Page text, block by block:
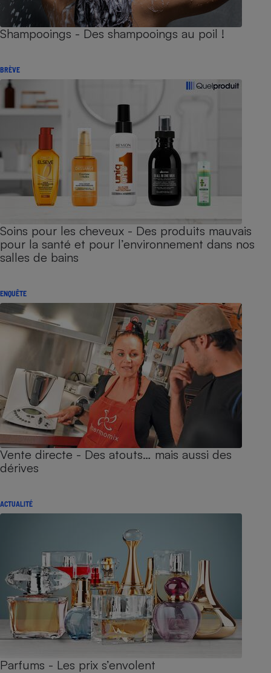
Shampooings - Des shampooings au poil !
BRÈVE
Soins pour les cheveux - Des produits mauvais
pour la santé et pour l’environnement dans nos
salles de bains
ENQUÊTE
Vente directe - Des atouts… mais aussi des
dérives
ACTUALITÉ
Parfums - Les prix s’envolent